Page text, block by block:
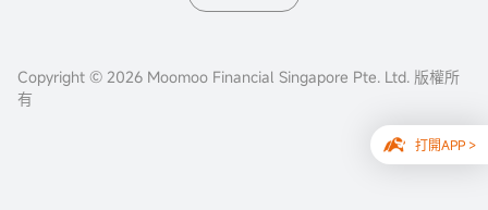
打開APP >
公司地址：新加坡濱海灣金融中心二座#31-01 moomoo證
Copyright © 2026 Moomoo Financial Singapore Pte. Ltd. 版權所
有